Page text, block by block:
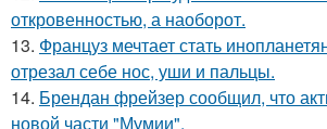
откровенностью, а наоборот.
13. Француз мечтает стать
отрезал себе нос, уши и пальцы.
14. Брендан фрейзер сообщил, что
новой части "Мумии".